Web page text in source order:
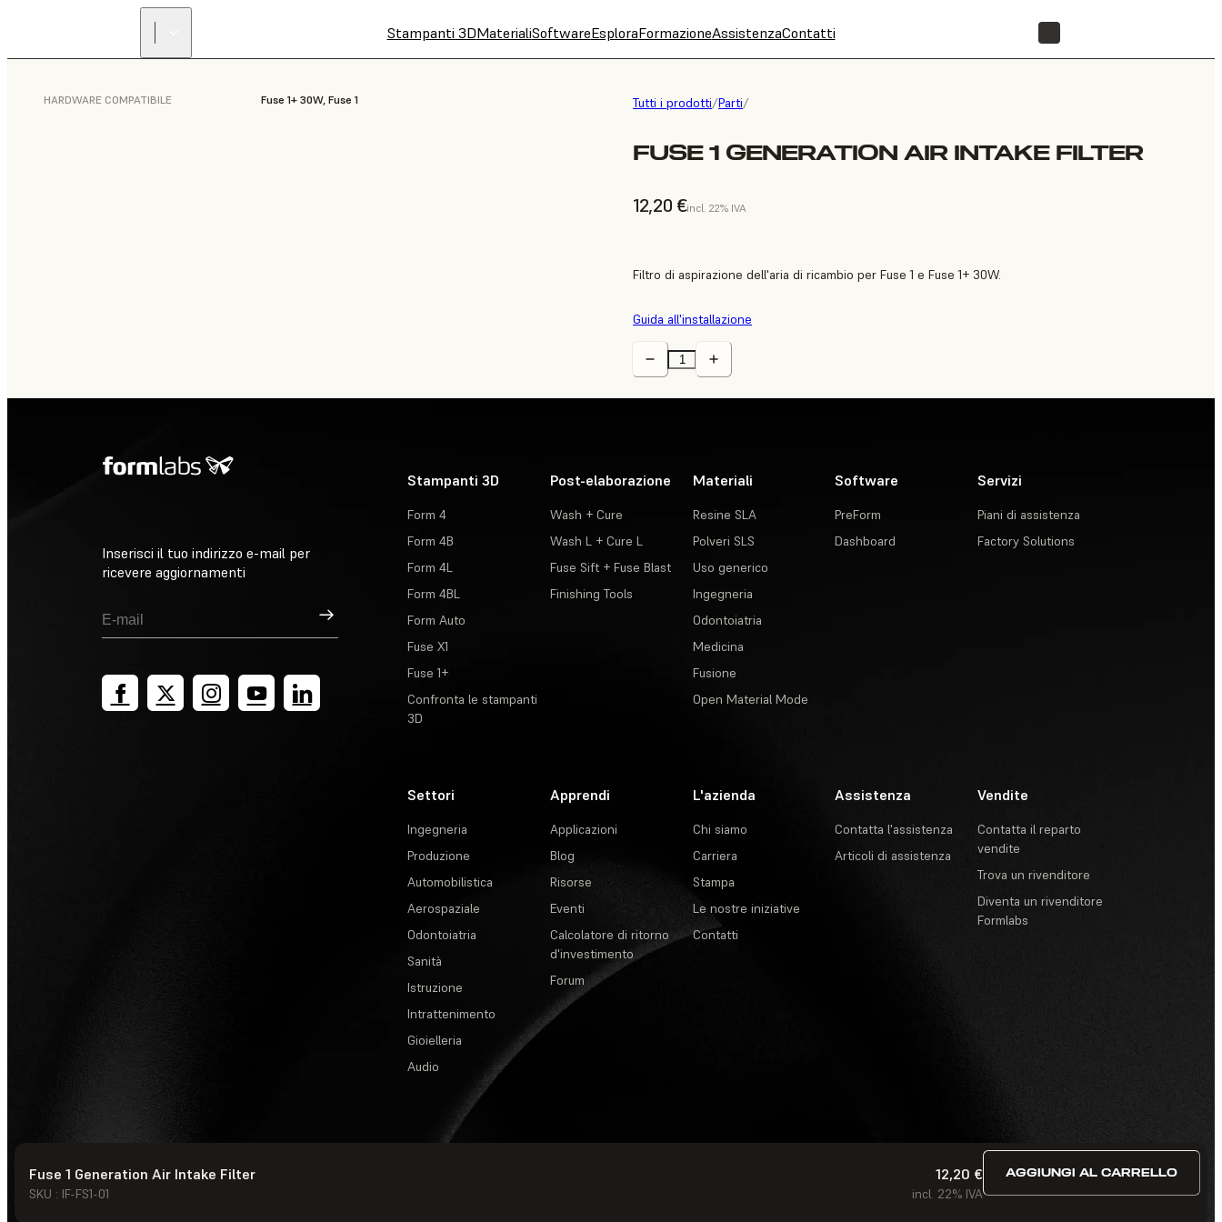
Stampanti 3DMaterialiSoftwareEsploraFormazioneAssistenzaContatti
Tutti i prodotti/Parti/
FUSE 1 GENERATION AIR INTAKE FILTER
12,20 €incl. 22% IVA
HARDWARE COMPATIBILE Fuse 1+ 30W, Fuse 1
Filtro di aspirazione dell'aria di ricambio per Fuse 1 e Fuse 1+ 30W.
Guida all'installazione
Fuse 1 Generation Air Intake Filter
SKU : IF-FS1-01
12,20 €
incl. 22% IVA
AGGIUNGI AL CARRELLO
Inserisci il tuo indirizzo e-mail per
ricevere aggiornamenti
Registrati
Stampanti 3D
Form 4
Form 4B
Form 4L
Form 4BL
Form Auto
Fuse X1
Fuse 1+
Confronta le stampanti
3D
Post-elaborazione
Wash + Cure
Wash L + Cure L
Fuse Sift + Fuse Blast
Finishing Tools
Materiali
Resine SLA
Polveri SLS
Uso generico
Ingegneria
Odontoiatria
Medicina
Fusione
Open Material Mode
Software
PreForm
Dashboard
Servizi
Piani di assistenza
Factory Solutions
Settori
Ingegneria
Produzione
Automobilistica
Aerospaziale
Odontoiatria
Sanità
Istruzione
Intrattenimento
Gioielleria
Audio
Apprendi
Applicazioni
Blog
Risorse
Eventi
Calcolatore di ritorno
d'investimento
Forum
L'azienda
Chi siamo
Carriera
Stampa
Le nostre iniziative
Contatti
Assistenza
Contatta l'assistenza
Articoli di assistenza
Vendite
Contatta il reparto
vendite
Trova un rivenditore
Diventa un rivenditore
Formlabs
© Formlabs Termini di servizio ·